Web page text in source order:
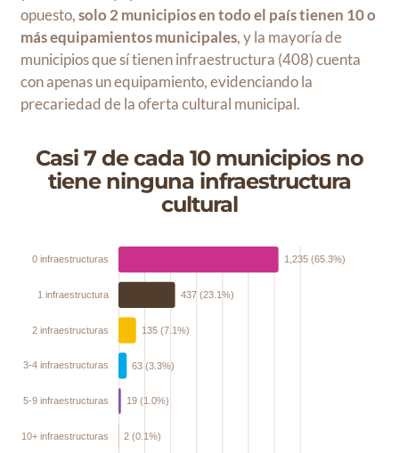
opuesto,solo 2 municipios en todo el país tienen 10 o
más equipamientos municipales, y la mayoría de
municipios que sí tienen infraestructura (408) cuenta
con apenas un equipamiento, evidenciando la
precariedad de la oferta cultural municipal.
Casi 7 de cada 10 municipios no
tiene ninguna infraestructura
cultural
0 infraestructuras
1 infraestructura
2 infraestructuras
3-4 infraestructuras
5-9 infraestructuras
10+ infraestructuras
1,235 (65.3%)
437 (23.1%)
135 (7.1%)
63 (3.3%)
19 (1.0%)
2 (0.1%)